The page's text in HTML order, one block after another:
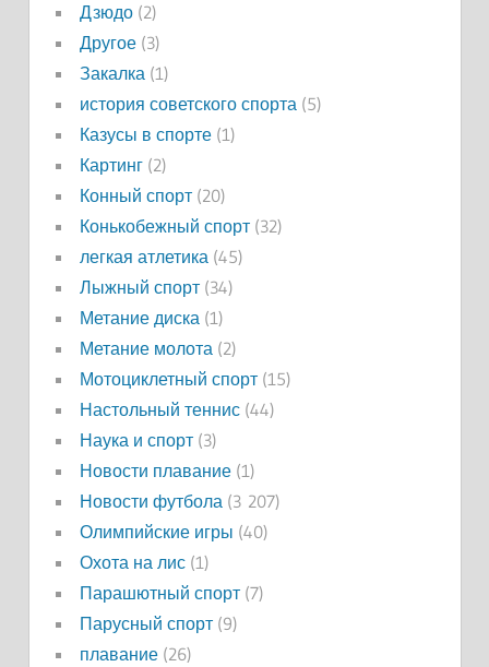
Дзюдо(2)
Другое(3)
Закалка(1)
история советского спорта(5)
Казусы в спорте(1)
Картинг(2)
Конный спорт(20)
Конькобежный спорт(32)
легкая атлетика(45)
Лыжный спорт(34)
Метание диска(1)
Метание молота(2)
Мотоциклетный спорт(15)
Настольный теннис(44)
Наука и спорт(3)
Новости плавание(1)
Новости футбола(3 207)
Олимпийские игры (40)
Охота на лис(1)
Парашютный спорт(7)
Парусный спорт(9)
плавание(26)